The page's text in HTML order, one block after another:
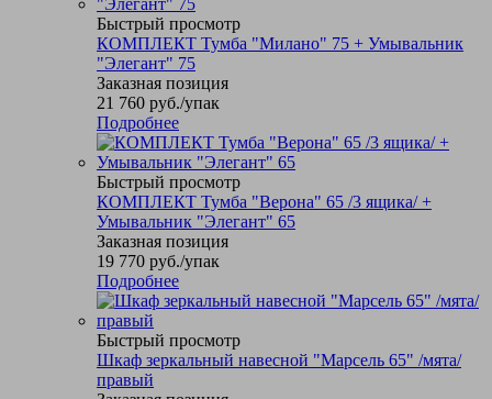
Быстрый просмотр
КОМПЛЕКТ Тумба "Милано" 75 + Умывальник
"Элегант" 75
Заказная позиция
21 760 руб./упак
Подробнее
Быстрый просмотр
КОМПЛЕКТ Тумба "Верона" 65 /3 ящика/ +
Умывальник "Элегант" 65
Заказная позиция
19 770 руб./упак
Подробнее
Быстрый просмотр
Шкаф зеркальный навесной "Марсель 65" /мята/
правый